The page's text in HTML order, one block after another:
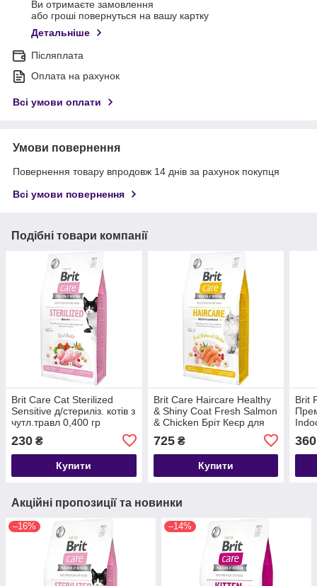
Ви отримаєте замовлення
або гроші повернуться на вашу картку
Детальніше
Післяплата
Оплата на рахунок
Всі умови оплати
Умови повернення
Повернення товару впродовж 14 днів за рахунок покупця
Всі умови повернення
Подібні товари компанії
Brit Care Cat Sterilized
Sensitive д/стериліз. котів з
чутл.травл 0,400 гр
230 ₴
Купити
Brit Care Haircare Healthy
& Shiny Coat Fresh Salmon
& Chicken Бріт Кеєр для
котів для красивої шерсті
2 кг
725₴
Купити
Brit
360
Акційні пропозиції та новинки
–16% –14%